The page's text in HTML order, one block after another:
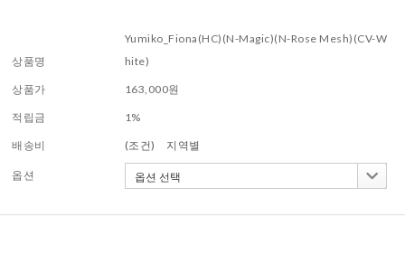
상품명
Yumiko_Fiona(HC)(N-Magic)(N-Rose Mesh)(CV-W
hite)
상품가 163,000원
적립금 1%
배송비 (조건) 지역별
옵션